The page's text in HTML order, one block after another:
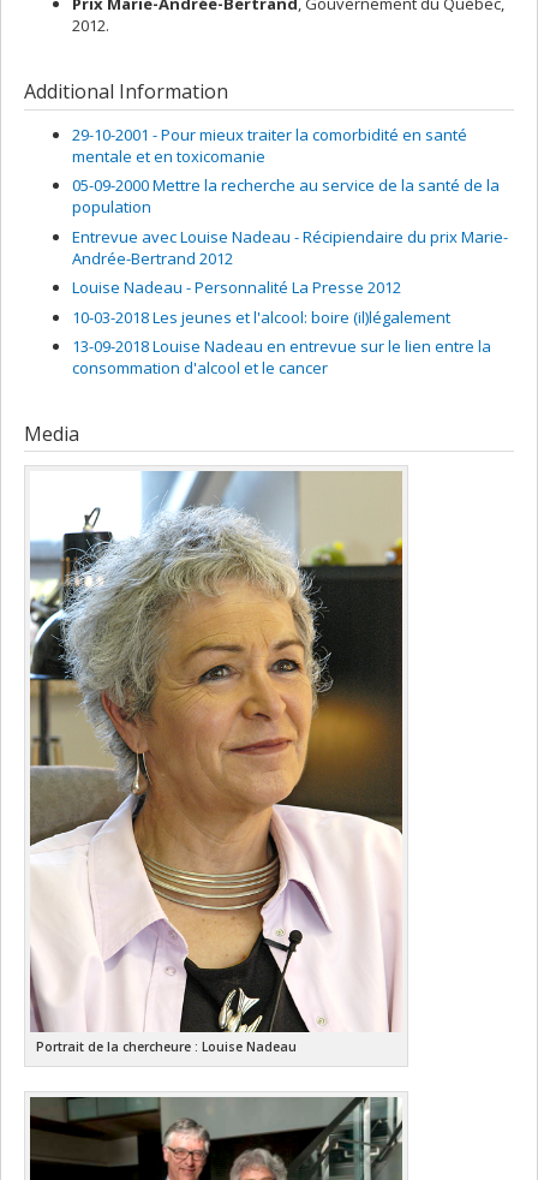
Lynch,Lindsey John
Simon Langlois,Catherine Des Rivières-Pigeon
Lucie Deblois,Jean-Yves Duclos,Gérard Duhaime,Bernard
Fortin,Louis-Paul Rivest,Bruce Shearer,Marius Thériault,
Charles Bellemare,Pierre Ouellette
Pampalon,Lise Renaud Pierre Drouilly Claude Dumas ,
Pierre Lefebvre,Benoît Levesque,Katherine Lippel,Nicolas
Marceau,André Marchand
Christa Japel,Nathalie Bigras,Étienne Wasmer,Yves
Lecomte,Jean-Marie Boisvert
Laurent,Marc Van Audenrode,Richard Shearmur
Michel Boivin
Funding sources:FRQSC/Fonds de recherche du Québec -
Société et culture (FQRSC)
2012.
Additional Information
29-10-2001 - Pour mieux traiter la comorbidité en santé
mentale et en toxicomanie
05-09-2000 Mettre la recherche au service de la santé de la
population
Entrevue avec Louise Nadeau - Récipiendaire du prix Marie-
Andrée-Bertrand 2012
Louise Nadeau - Personnalité La Presse 2012
10-03-2018 Les jeunes et l'alcool: boire (il)légalement
13-09-2018 Louise Nadeau en entrevue sur le lien entre la
consommation d'alcool et le cancer
Media
Portrait de la chercheure : Louise Nadeau